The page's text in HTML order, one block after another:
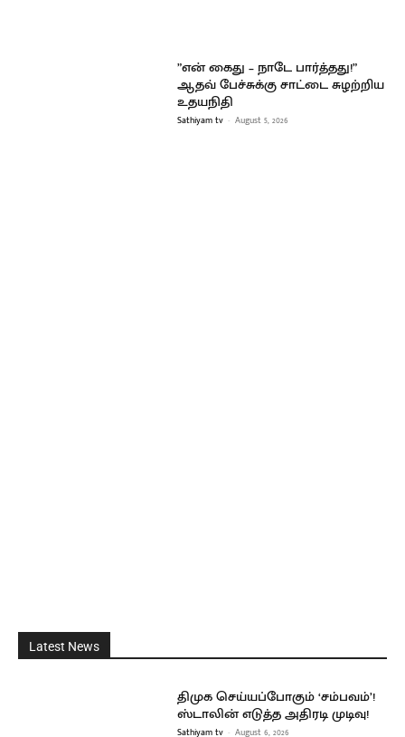
”என் கைது – நாடே பார்த்தது!”
ஆதவ் பேச்சுக்கு சாட்டை சுழற்றிய
உதயநிதி
Sathiyam tv - August 5, 2026
Latest News
திமுக செய்யப்போகும் ‘சம்பவம்’!
ஸ்டாலின் எடுத்த அதிரடி முடிவு!
Sathiyam tv - August 6, 2026